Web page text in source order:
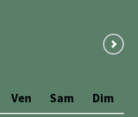
Ven Sam Dim